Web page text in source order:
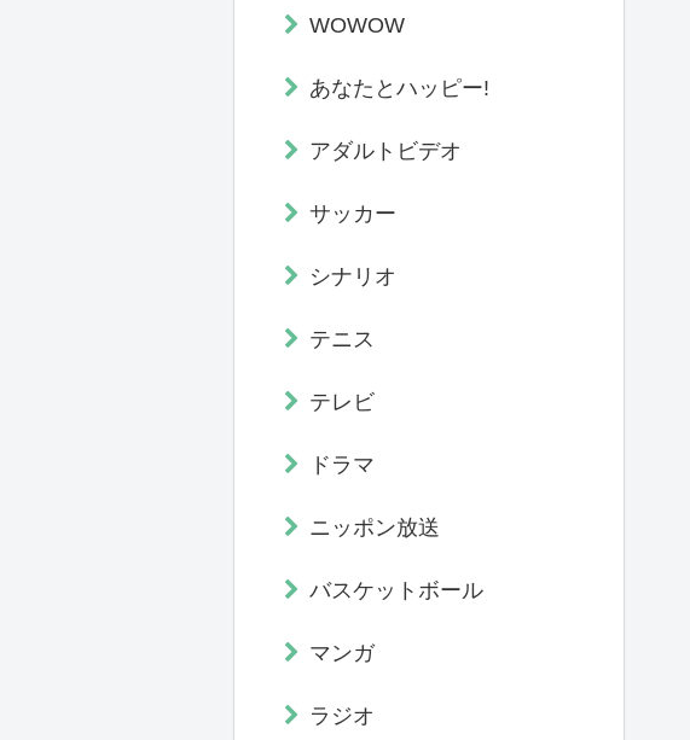
WOWOW
あなたとハッピー!
アダルトビデオ
サッカー
シナリオ
テニス
テレビ
ドラマ
ニッポン放送
バスケットボール
マンガ
ラジオ